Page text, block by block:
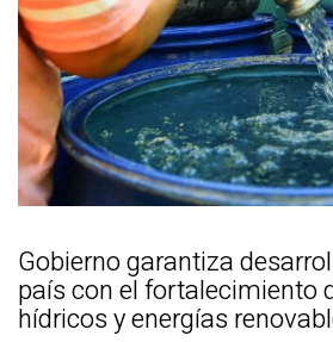
Gobierno garantiza
país con el fortalecimiento
hídricos y energías